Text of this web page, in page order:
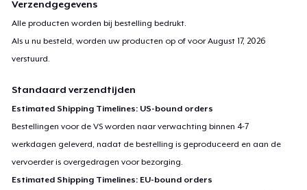
Verzendgegevens
Alle producten worden bij bestelling bedrukt.
Als u nu besteld, worden uw producten op of voorAugust 17, 2026
verstuurd.
Standaard verzendtijden
Estimated Shipping Timelines: US-bound orders
Bestellingen voor de VS worden naar verwachting binnen 4-7
werkdagen geleverd, nadat de bestelling is geproduceerd en aan de
vervoerder is overgedragen voor bezorging.
Estimated Shipping Timelines: EU-bound orders